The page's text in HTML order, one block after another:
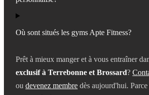
Où sont situés les gyms Apte Fitness?
Prêt à mieux manger et à vous entraîner
exclusif à Terrebonne et Brossard?
ou devenez membre dès aujourd'hui.